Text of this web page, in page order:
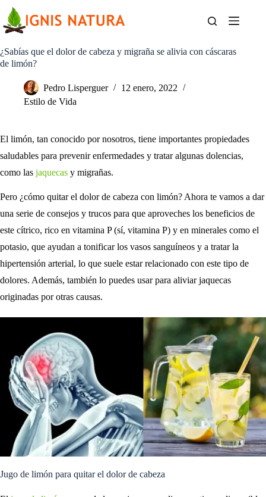
contenido
¿Sabías que el dolor de cabeza y migraña se alivia con cáscaras
de limón?
Pedro Lisperguer
12 enero, 2022
Estilo de Vida
El limón, tan conocido por nosotros, tiene importantes propiedades
saludables para prevenir enfermedades y tratar algunas dolencias,
como las jaquecas y migrañas.
Pero ¿cómo quitar el dolor de cabeza con limón? Ahora te vamos a dar
una serie de consejos y trucos para que aproveches los beneficios de
este cítrico, rico en vitamina P (sí, vitamina P) y en minerales como el
potasio, que ayudan a tonificar los vasos sanguíneos y a tratar la
hipertensión arterial, lo que suele estar relacionado con este tipo de
dolores. Además, también lo puedes usar para aliviar jaquecas
originadas por otras causas.
Jugo de limón para quitar el dolor de cabeza